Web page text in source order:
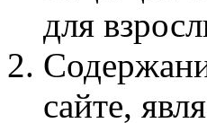
для
сайте,